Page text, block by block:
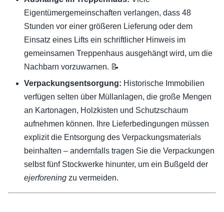
Eigentümergemeinschaften verlangen, dass 48
Stunden vor einer größeren Lieferung oder dem
Einsatz eines Lifts ein schriftlicher Hinweis im
gemeinsamen Treppenhaus ausgehängt wird, um die
Nachbarn vorzuwarnen. 📝
Verpackungsentsorgung: Historische Immobilien
verfügen selten über Müllanlagen, die große Mengen
an Kartonagen, Holzkisten und Schutzschaum
aufnehmen können. Ihre Lieferbedingungen müssen
explizit die Entsorgung des Verpackungsmaterials
beinhalten – andernfalls tragen Sie die Verpackungen
selbst fünf Stockwerke hinunter, um ein Bußgeld der
ejerforening zu vermeiden.